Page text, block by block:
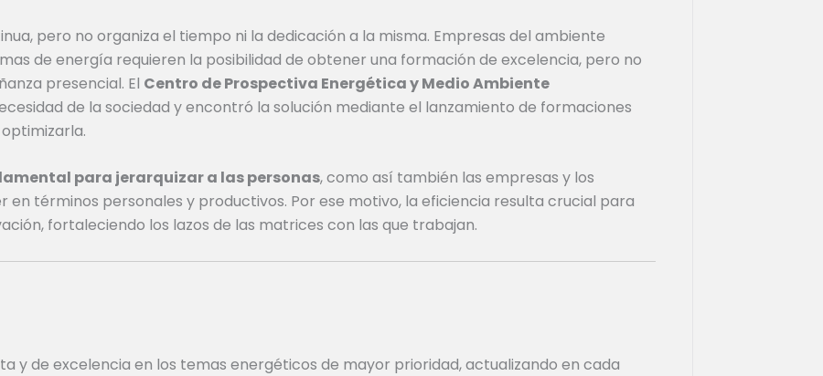
pero no organiza el tiempo ni la dedicación a la misma. Empresas del ambiente
de energía requieren la posibilidad de obtener una formación de excelencia, pero no
presencial. El Centro de Prospectiva Energética y Medio Ambiente
de la sociedad y encontró la solución mediante el lanzamiento de formaciones
para jerarquizar a las personas, como así también las empresas y los
términos personales y productivos. Por ese motivo, la eficiencia resulta crucial para
fortaleciendo los lazos de las matrices con las que trabajan.
y de excelencia en los temas energéticos de mayor prioridad, actualizando en cada